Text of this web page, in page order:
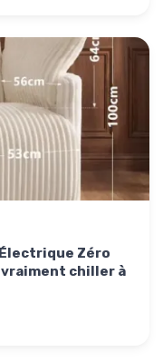
Électrique Zéro
chiller à